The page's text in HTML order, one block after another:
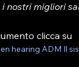
nostri migliori
clicca su
hearing ADM Il